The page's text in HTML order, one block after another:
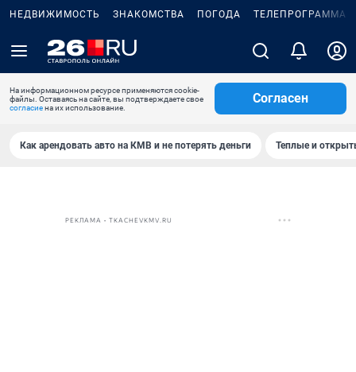
НЕДВИЖИМОСТЬ ЗНАКОМСТВА ПОГОДА ТЕЛЕПРОГРАММА
На информационном ресурсе применяются cookie-
файлы. Оставаясь на сайте, вы подтверждаете свое
согласиена их использование.
Согласен
Как арендовать авто на КМВ и не потерять деньги Теплые и
РЕКЛАМА • TKACHEVKMV.RU